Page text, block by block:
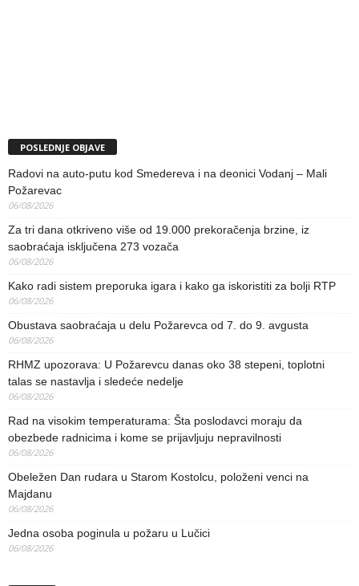
POSLEDNJE OBJAVE
Radovi na auto-putu kod Smedereva i na deonici Vodanj – Mali
Požarevac
06/08/2026
Za tri dana otkriveno više od 19.000 prekoračenja brzine, iz
saobraćaja isključena 273 vozača
06/08/2026
Kako radi sistem preporuka igara i kako ga iskoristiti za bolji RTP
06/08/2026
Obustava saobraćaja u delu Požarevca od 7. do 9. avgusta
06/08/2026
RHMZ upozorava: U Požarevcu danas oko 38 stepeni, toplotni
talas se nastavlja i sledeće nedelje
06/08/2026
Rad na visokim temperaturama: Šta poslodavci moraju da
obezbede radnicima i kome se prijavljuju nepravilnosti
06/08/2026
Obeležen Dan rudara u Starom Kostolcu, položeni venci na
Majdanu
06/08/2026
Jedna osoba poginula u požaru u Lučici
06/08/2026